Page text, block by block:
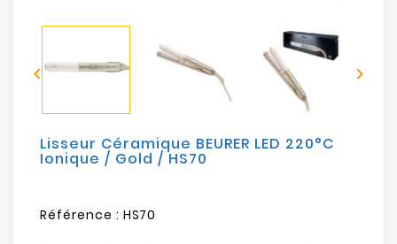
Sécurité
Mobilités
Loisirs
 
Lisseur Céramique BEURER LED 220°C
Ionique / Gold / HS70
Référence : HS70